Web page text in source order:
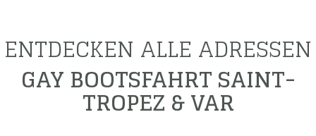
ENTDECKEN ALLE ADRESSEN
GAY BOOTSFAHRT SAINT-
TROPEZ & VAR